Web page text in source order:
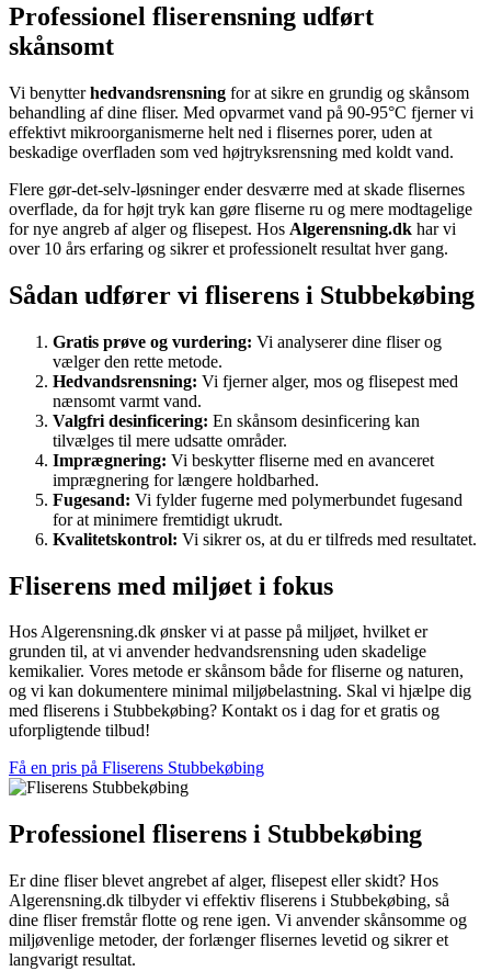
Professionel fliserensning udført
skånsomt
Vi benytterhedvandsrensning for at sikre en grundig og skånsom
behandling af dine fliser. Med opvarmet vand på 90-95°C fjerner vi
effektivt mikroorganismerne helt ned i flisernes porer, uden at
beskadige overfladen som ved højtryksrensning med koldt vand.
Flere gør-det-selv-løsninger ender desværre med at skade flisernes
overflade, da for højt tryk kan gøre fliserne ru og mere modtagelige
for nye angreb af alger og flisepest. Hos Algerensning.dk har vi
over 10 års erfaring og sikrer et professionelt resultat hver gang.
Sådan udfører vi fliserens i Stubbekøbing
Gratis prøve og vurdering: Vi analyserer dine fliser og
vælger den rette metode.
Hedvandsrensning: Vi fjerner alger, mos og flisepest med
nænsomt varmt vand.
Valgfri desinficering: En skånsom desinficering kan
tilvælges til mere udsatte områder.
Imprægnering: Vi beskytter fliserne med en avanceret
imprægnering for længere holdbarhed.
Fugesand: Vi fylder fugerne med polymerbundet fugesand
for at minimere fremtidigt ukrudt.
Kvalitetskontrol: Vi sikrer os, at du er tilfreds med resultatet.
Fliserens med miljøet i fokus
Hos Algerensning.dk ønsker vi at passe på miljøet, hvilket er
grunden til, at vi anvender hedvandsrensning uden skadelige
kemikalier. Vores metode er skånsom både for fliserne og naturen,
og vi kan dokumentere minimal miljøbelastning. Skal vi hjælpe dig
med fliserens i Stubbekøbing? Kontakt os i dag for et gratis og
uforpligtende tilbud!
Få en pris på Fliserens Stubbekøbing
Professionel fliserens i Stubbekøbing
Er dine fliser blevet angrebet af alger, flisepest eller skidt? Hos
Algerensning.dk tilbyder vi effektiv fliserens i Stubbekøbing, så
dine fliser fremstår flotte og rene igen. Vi anvender skånsomme og
miljøvenlige metoder, der forlænger flisernes levetid og sikrer et
langvarigt resultat.